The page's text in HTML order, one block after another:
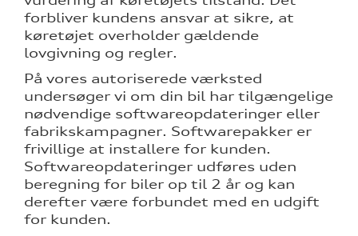
forbliver kundens ansvar at sikre, at
køretøjet overholder gældende
lovgivning og regler.
På vores autoriserede værksted
undersøger vi om din bil har tilgængelige
nødvendige softwareopdateringer eller
fabrikskampagner. Softwarepakker er
frivillige at installere for kunden.
Softwareopdateringer udføres uden
beregning for biler op til 2 år og kan
derefter være forbundet med en udgift
for kunden.